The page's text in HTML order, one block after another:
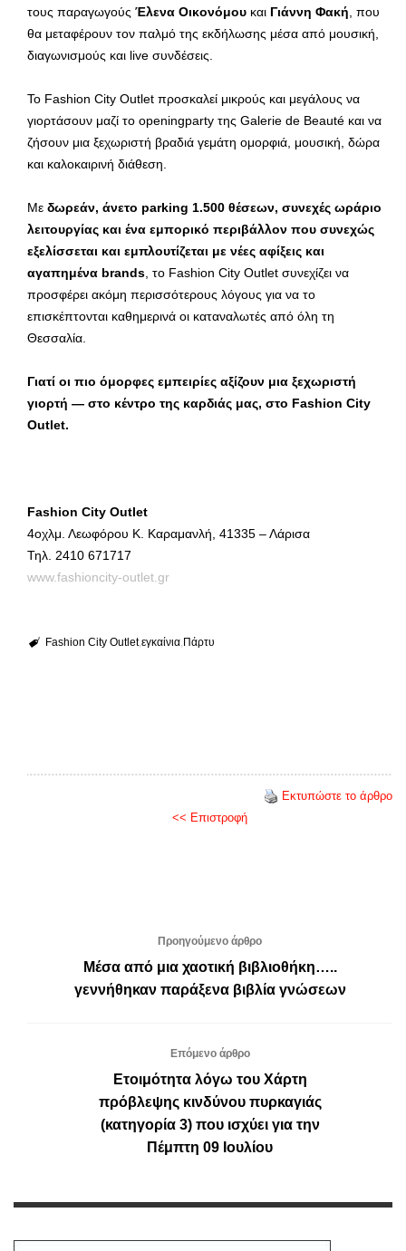
τους παραγωγούς Έλενα Οικονόμου και Γιάννη Φακή , που
θα μεταφέρουν τον παλμό της εκδήλωσης μέσα από μουσική,
διαγωνισμούς και live συνδέσεις.
Το Fashion City Outlet προσκαλεί μικρούς και μεγάλους να
γιορτάσουν μαζί το openingparty της Galerie de Beauté και να
ζήσουν μια ξεχωριστή βραδιά γεμάτη ομορφιά, μουσική, δώρα
και καλοκαιρινή διάθεση.
Με δωρεάν, άνετο parking 1.500 θέσεων, συνεχές ωράριο
λειτουργίας και ένα εμπορικό περιβάλλον που συνεχώς
εξελίσσεται και εμπλουτίζεται με νέες αφίξεις και
αγαπημένα brands , το Fashion City Outlet συνεχίζει να
προσφέρει ακόμη περισσότερους λόγους για να το
επισκέπτονται καθημερινά οι καταναλωτές από όλη τη
Θεσσαλία.
Γιατί οι πιο όμορφες εμπειρίες αξίζουν μια ξεχωριστή
γιορτή — στο κέντρο της καρδιάς μας, στο Fashion City
Outlet.
Fashion City Outlet
4οχλμ. Λεωφόρου Κ. Καραμανλή, 41335 – Λάρισα
Τηλ. 2410 671717
www.fashioncity-outlet.gr
Fashion City Outlet εγκαίνια Πάρτυ
Εκτυπώστε το άρθρο
<< Επιστροφή
Προηγούμενο άρθρο
Μέσα από μια χαοτική βιβλιοθήκη…..
γεννήθηκαν παράξενα βιβλία γνώσεων
Επόμενο άρθρο
Ετοιμότητα λόγω του Χάρτη
πρόβλεψης κινδύνου πυρκαγιάς
(κατηγορία 3) που ισχύει για την
Πέμπτη 09 Ιουλίου